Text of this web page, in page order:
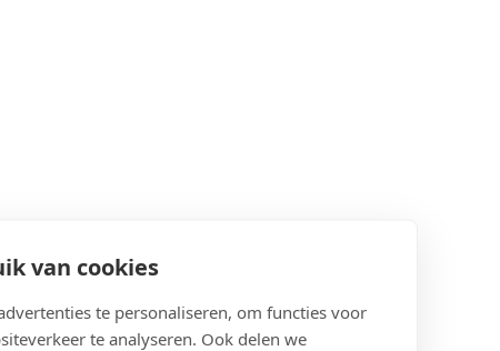
van cookies
te personaliseren, om functies voor
te analyseren. Ook delen we